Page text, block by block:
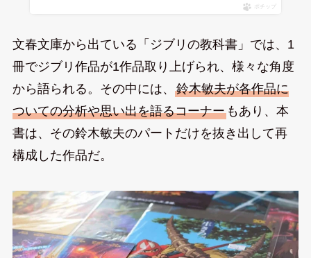
ポチップ
文春文庫から出ている「ジブリの教科書」では、1
冊でジブリ作品が1作品取り上げられ、様々な角度
から語られる。その中には、 鈴木敏夫が各作品に
ついての分析や思い出を語るコーナーもあり、本
書は、その鈴木敏夫のパートだけを抜き出して再
構成した作品だ。